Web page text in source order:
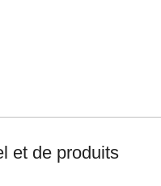
et de produits